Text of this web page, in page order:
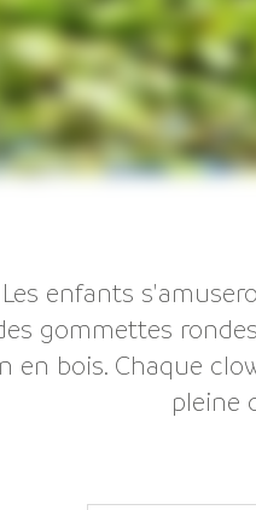
Les enfants
gommettes
en bois. Chaque
pleine